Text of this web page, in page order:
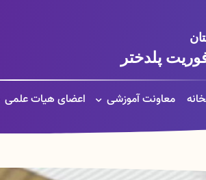
پلدختر
معاونت آموزشی اعضای هیات علمی